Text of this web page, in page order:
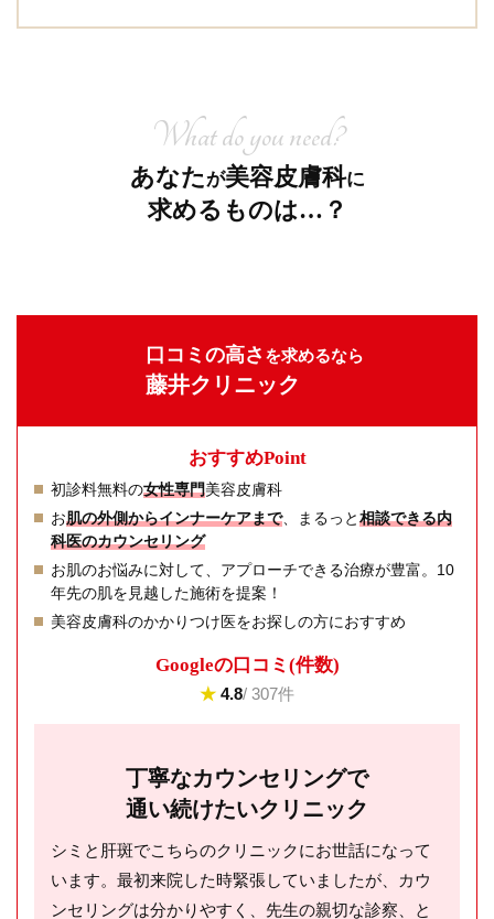
What do you need?
あなたが美容皮膚科に
求めるものは…？
口コミの高さ を求めるなら
藤井クリニック
おすすめPoint
初診料無料の女性専門美容皮膚科
お肌の外側からインナーケアまで、まるっと相談できる内
科医のカウンセリング
お肌のお悩みに対して、アプローチできる治療が豊富。10
年先の肌を見越した施術を提案！
美容皮膚科のかかりつけ医をお探しの方におすすめ
Googleの⼝コミ(件数)
★ 4.8/ 307件
丁寧なカウンセリングで
通い続けたいクリニック
シミと肝斑でこちらのクリニックにお世話になって
います。最初来院した時緊張していましたが、カウ
ンセリングは分かりやすく、先生の親切な診察、と